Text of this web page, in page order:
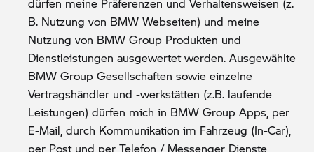
B. Nutzung von BMW Webseiten) und meine
Nutzung von BMW Group Produkten und
Dienstleistungen ausgewertet werden. Ausgewählte
BMW Group Gesellschaften sowie einzelne
Vertragshändler und -werkstätten (z.B. laufende
Leistungen) dürfen mich in BMW Group Apps, per
E-Mail, durch Kommunikation im Fahrzeug (In-Car),
per Post und per Telefon / Messenger Dienste,